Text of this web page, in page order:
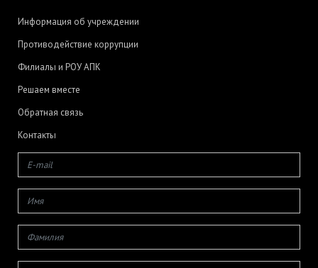
Информация об учреждении
Противодействие коррупции
Филиалы и РОУ АПК
Решаем вместе
Обратная связь
Контакты